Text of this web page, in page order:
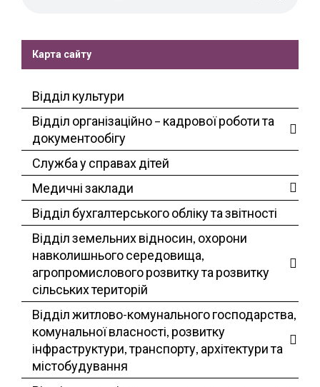
Карта сайту
Відділ культури
Відділ організаційно – кадрової роботи та
документообігу
Служба у справах дітей
Медичні заклади
Відділ бухгалтерського обліку та звітності
Відділ земельних відносин, охорони
навколишнього середовища,
агропромислового розвитку та розвитку
сільських територій
Відділ житлово-комунального господарства,
комунальної власності, розвитку
інфраструктури, транспорту, архітектури та
містобудування